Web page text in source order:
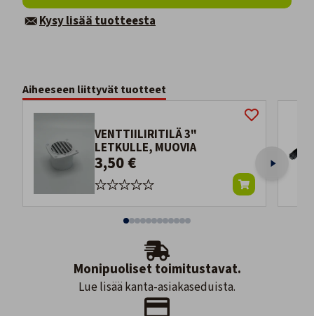
Kysy lisää tuotteesta
Aiheeseen liittyvät tuotteet
VENTTIILIRITILÄ 3"
LETKULLE, MUOVIA
3,50 €
Monipuoliset toimitustavat.
Lue lisää kanta-asiakaseduista.